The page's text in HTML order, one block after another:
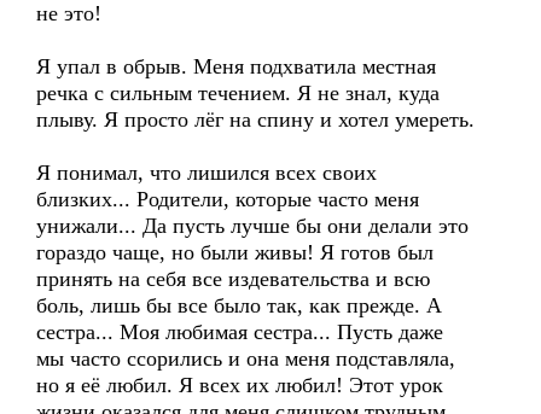
не это!
Я упал в обрыв. Меня подхватила местная
речка с сильным течением. Я не знал, куда
плыву. Я просто лёг на спину и хотел умереть.
Я понимал, что лишился всех своих
близких... Родители, которые часто меня
унижали... Да пусть лучше бы они делали это
гораздо чаще, но были живы! Я готов был
принять на себя все издевательства и всю
боль, лишь бы все было так, как прежде. А
сестра... Моя любимая сестра... Пусть даже
мы часто ссорились и она меня подставляла,
но я её любил. Я всех их любил! Этот урок